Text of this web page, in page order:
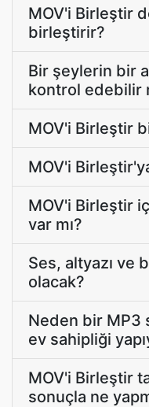
MOV'i Birleştir
birleştirir?
Bir şeylerin bir
kontrol edebilir
MOV'i Birleştir
MOV'i
MOV'i Birleştir
var mı?
Ses, altyazı ve
olacak?
Neden bir MP3
ev sahipliği
MOV'i Birleştir
sonuçla ne